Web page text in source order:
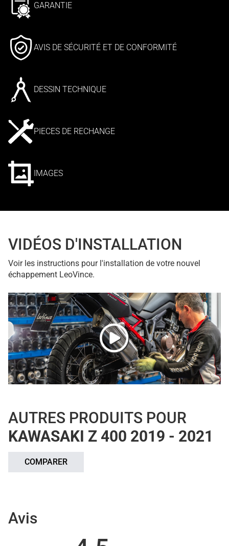
GARANTIE
AVIS DE SÉCURITÉ ET DE CONFORMITÉ
DESSIN TECHNIQUE
PIECES DE RECHANGE
IMAGES
VIDÉOS D'INSTALLATION
Voir les instructions pour l'installation de votre nouvel
échappement LeoVince.
AUTRES PRODUITS POUR
KAWASAKI Z 400 2019 - 2021
COMPARER
Avis